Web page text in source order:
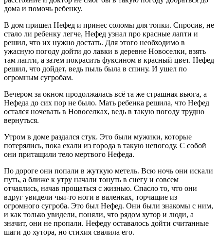
дома и помочь ребенку.
В дом пришел Нефед и принес соломы для топки. Спросив, не
стало ли ребенку легче, Нефед узнал про красные лапти и
решил, что их нужно достать. Для этого необходимо в
ужасную погоду дойти до лавки в деревне Новоселки, взять
там лапти, а затем покрасить фуксином в красный цвет. Нефед
решил, что дойдет, ведь пыль была в спину. И ушел по
огромным сугробам.
Вечером за окном продолжалась всё та же страшная вьюга, а
Нефеда до сих пор не было. Мать ребенка решила, что Нефед
остался ночевать в Новоселках, ведь в такую погоду трудно
вернуться.
Утром в доме раздался стук. Это были мужики, которые
потерялись, пока ехали из города в такую непогоду. С собой
они притащили тело мертвого Нефеда.
По дороге они попали в жуткую метель. Всю ночь они искали
путь, а ближе к утру начали тонуть в снегу и совсем
отчаялись, начав прощаться с жизнью. Спасло то, что они
вдруг увидели чьи-то ноги в валенках, торчащие из
огромного сугроба. Это был Нефед. Они были знакомы с ним,
и как только увидели, поняли, что рядом хутор и люди, а
значит, они не пропали. Нефеду оставалось дойти считанные
шаги до хутора, но стихия свалила его.